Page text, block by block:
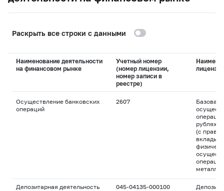
Раскрыть все строки с данными
Наименование деятельности
на финансовом рынке
Учетный номер
(номер лицензии,
номер записи в
реестре)
лицензии
Осуществление банковских
операций
2607
Базовая
рублях и
(с
вклады
Депозитарная деятельность 045-04135-000100